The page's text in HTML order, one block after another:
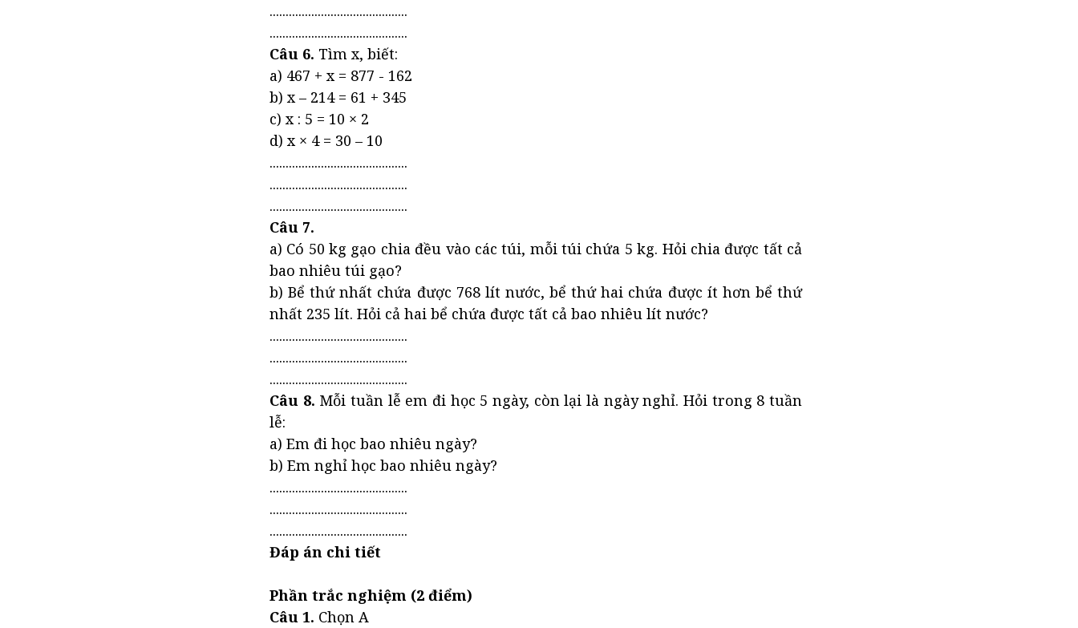
...........................................
...........................................
Câu 6. Tìm x, biết:
a) 467 + x = 877 - 162
b) x – 214 = 61 + 345
c) x : 5 = 10 × 2
d) x × 4 = 30 – 10
...........................................
...........................................
...........................................
Câu 7.
a) Có 50 kg gạo chia đều vào các túi, mỗi túi chứa 5 kg. Hỏi chia được tất cả
bao nhiêu túi gạo?
b) Bể thứ nhất chứa được 768 lít nước, bể thứ hai chứa được ít hơn bể thứ
nhất 235 lít. Hỏi cả hai bể chứa được tất cả bao nhiêu lít nước?
...........................................
...........................................
...........................................
Câu 8. Mỗi tuần lễ em đi học 5 ngày, còn lại là ngày nghỉ. Hỏi trong 8 tuần
lễ:
a) Em đi học bao nhiêu ngày?
b) Em nghỉ học bao nhiêu ngày?
...........................................
...........................................
...........................................
Đáp án chi tiết
Phần trắc nghiệm (2 điểm)
Câu 1. Chọn A